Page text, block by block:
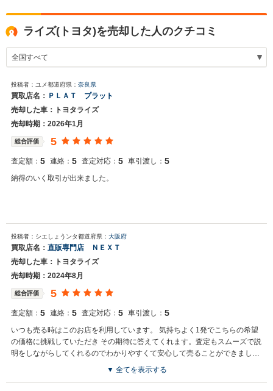
ライズ(トヨタ)を売却した人のクチコミ
投稿者：ユメ都道府県： 奈良県
買取店名： ＰＬＡＴ プラット
売却した車：トヨタライズ
売却時期：2026年1月
総合評価 5
査定額： 5 連絡： 5 査定対応： 5 車引渡し： 5
納得のいく取引が出来ました。
投稿者：シエしょうンタ都道府県： 大阪府
買取店名： 直販専門店 ＮＥＸＴ
売却した車：トヨタライズ
売却時期：2024年8月
総合評価 5
査定額： 5 連絡： 5 査定対応： 5 車引渡し： 5
いつも売る時はこのお店を利用しています。 気持ちよく1発でこちらの希望
の価格に挑戦していただき その期待に答えてくれます。査定もスムーズで説
明をしながらしてくれるのでわかりやすくて安心して売ることができまし
た。車を引き渡す日もわかりやすく丁寧なので安心して引き渡しを完了する
買取店からの返信
▼ 全てを表示する